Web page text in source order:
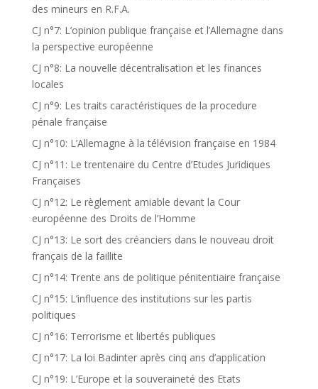
des mineurs en R.F.A.
CJ n°7: L’opinion publique française et l’Allemagne dans
la perspective européenne
CJ n°8: La nouvelle décentralisation et les finances
locales
CJ n°9: Les traits caractéristiques de la procedure
pénale française
CJ n°10: L’Allemagne à la télévision française en 1984
CJ n°11: Le trentenaire du Centre d’Etudes Juridiques
Françaises
CJ n°12: Le règlement amiable devant la Cour
européenne des Droits de l’Homme
CJ n°13: Le sort des créanciers dans le nouveau droit
français de la faillite
CJ n°14: Trente ans de politique pénitentiaire française
CJ n°15: L’influence des institutions sur les partis
politiques
CJ n°16: Terrorisme et libertés publiques
CJ n°17: La loi Badinter après cinq ans d’application
CJ n°19: L’Europe et la souveraineté des Etats